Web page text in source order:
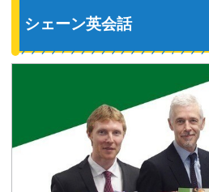
シェーン英会話